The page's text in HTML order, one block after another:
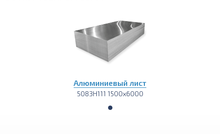
Алюминиевый лист
5083H111 1500х6000